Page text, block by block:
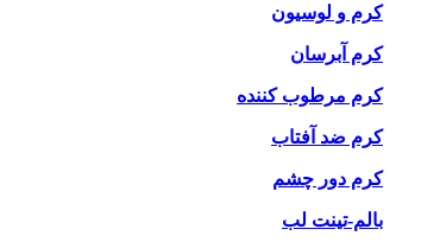
کرم و لوسیون
کرم آبرسان
کرم مرطوب کننده
کرم ضد آفتاب
کرم دور چشم
بالم-تینت لب